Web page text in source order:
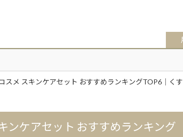
スメ スキンケアセット おすすめランキングTOP6｜く
ンケアセット おすすめランキング